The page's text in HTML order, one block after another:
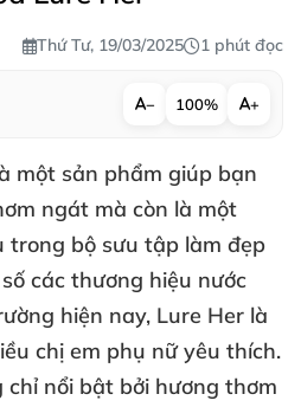
Thứ Tư, 19/03/2025 1 phút đọc
− 100% +
một sản phẩm giúp bạn
ngát mà còn là một
trong bộ sưu tập làm đẹp
các thương hiệu nước
hiện nay, Lure Her là
chị em phụ nữ yêu thích.
chỉ nổi bật bởi hương thơm